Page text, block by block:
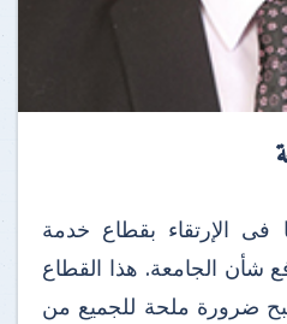
الإرتقاء بقطاع خدمة
شأن الجامعة. هذا القطاع
ضرورة ملحة للجميع من